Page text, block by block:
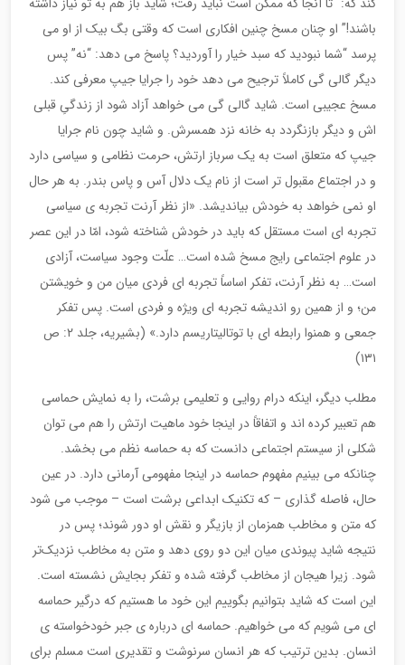
باشند!” او چنان مسخ چنین افکاری است که وقتی بگ بیک از او می
پرسد “شما نبودید که سبد خیار را آوردید؟ پاسخ می دهد: “نه” پس
دیگر گالی گی کاملاً ترجیح می دهد خود را جرایا جیپ معرفی کند.
مسخ عجیبی است. شاید گالی گی می خواهد آزاد شود از زندگیِ قبلی
اش و دیگر بازنگردد به خانه نزد همسرش. و شاید چون نام جرایا
جیپ که متعلق است به یک سرباز ارتش، حرمت نظامی و سیاسی دارد
و در اجتماع مقبول تر است از نام یک دلال آس و پاس بندر. به هر حال
او نمی خواهد به خودش بیاندیشد. «از نظر آرنت تجربه ی سیاسی
تجربه ای است مستقل که باید در خودش شناخته شود، امّا در این عصر
در علوم اجتماعی رایج مسخ شده است… علّت وجود سیاست، آزادی
است… به نظر آرنت، تفکر اساساً تجربه ای فردی میان من و خویشتن
من؛ و از همین رو اندیشه تجربه ای ویژه و فردی است. پس تفکر
جمعی و همنوا رابطه ای با توتالیتاریسم دارد.» (بشیریه، جلد ۲: ص
۱۳۱)
مطلب دیگر، اینکه درام روایی و تعلیمی برشت، را به نمایش حماسی
هم تعبیر کرده اند و اتفاقاً در اینجا خود ماهیت ارتش را هم می توان
شکلی از سیستم اجتماعی دانست که به حماسه نظم می بخشد.
چنانکه می بینیم مفهوم حماسه در اینجا مفهومی آرمانی دارد. در عین
حال، فاصله گذاری – که تکنیک ابداعی برشت است – موجب می شود
که متن و مخاطب همزمان از بازیگر و نقش او دور شوند؛ پس در
نتیجه شاید پیوندی میان این دو روی دهد و متن به مخاطب نزدیک‌تر
شود. زیرا هیجان از مخاطب گرفته شده و تفکر بجایش نشسته است.
این است که شاید بتوانیم بگوییم این خود ما هستیم که درگیر حماسه
ای می شویم که می خواهیم. حماسه ای درباره ی جبر خودخواسته ی
انسان. بدین ترتیب که هر انسان سرنوشت و تقدیری است مسلم برای